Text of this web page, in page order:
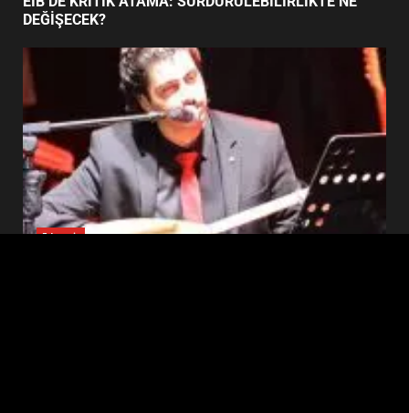
5
6
BURHANİYE SATRANÇ
TURNUVASI KAYITLARI NEYİ
DEĞİŞTİRİYOR?
7
BURHANİYE BELEDİYESPOR’DA
YENİ YÖNETİM NASIL
ŞEKİLLENDİ?
Haber
EİB’DE KRİTİK ATAMA: SÜRDÜRÜLEBİLİRLİKTE NE
DEĞİŞECEK?